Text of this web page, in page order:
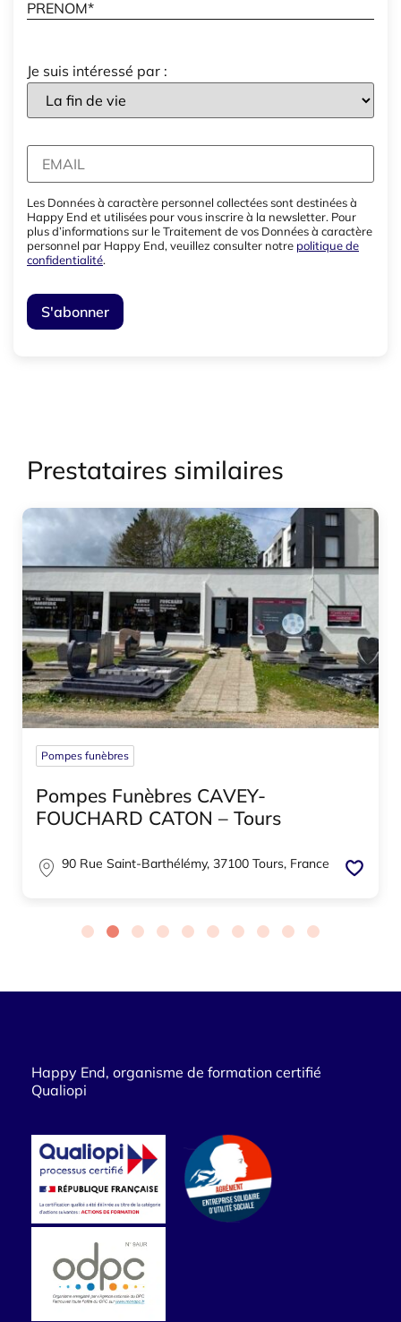
Je suis intéressé par :
Les Données à caractère personnel collectées sont destinées à
Happy End et utilisées pour vous inscrire à la newsletter. Pour
plus d’informations sur le Traitement de vos Données à caractère
personnel par Happy End, veuillez consulter notre politique de
confidentialité.
Prestataires similaires
Pompes funèbres
Pompes Funèbres CAVEY-
FOUCHARD CATON – Tours
90 Rue Saint-Barthélémy, 37100 Tours, France
Happy End, organisme de formation certifié
Qualiopi